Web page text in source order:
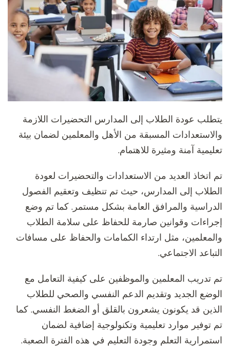
يتطلب عودة الطلاب إلى المدارس التحضيرات اللازمة
والاستعدادات المسبقة من الأهل والمعلمين لضمان بيئة
تعليمية آمنة ومثيرة للاهتمام.
تم اتخاذ العديد من الاستعدادات والتحضيرات لعودة
الطلاب إلى المدارس، حيث تم تنظيف وتعقيم الفصول
الدراسية والمرافق العامة بشكل مستمر. كما تم وضع
إجراءات وقوانين صارمة للحفاظ على سلامة الطلاب
والمعلمين، مثل ارتداء الكمامات والحفاظ على مسافات
التباعد الاجتماعي.
تم تدريب المعلمين والموظفين على كيفية التعامل مع
الوضع الجديد وتقديم الدعم النفسي والصحي للطلاب
الذين قد يكونون يشعرون بالقلق أو الضغط النفسي. كما
تم توفير موارد تعليمية وتكنولوجية إضافية لضمان
استمرارية التعلم وجودة التعليم في هذه الفترة الصعبة.